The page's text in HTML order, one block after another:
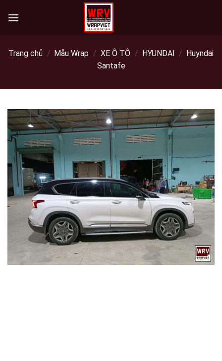
Trang chủ / Mẫu Wrap / XE Ô TÔ / HYUNDAI / Huyndai
Santafe